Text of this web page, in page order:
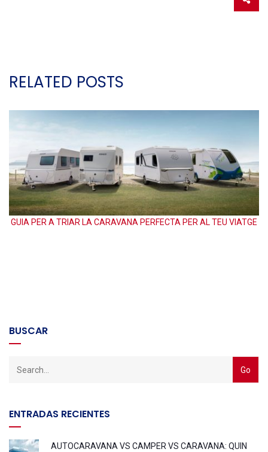
RELATED POSTS
GUIA PER A TRIAR LA CARAVANA PERFECTA PER AL TEU VIATGE
BUSCAR
ENTRADAS RECIENTES
AUTOCARAVANA VS CAMPER VS CARAVANA: QUIN